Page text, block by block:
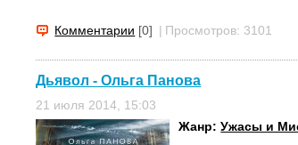
Комментарии [0] | Просмотров: 3101
Дьявол - Ольга Панова
21 июля 2014, 15:03
Жанр:Ужасы и